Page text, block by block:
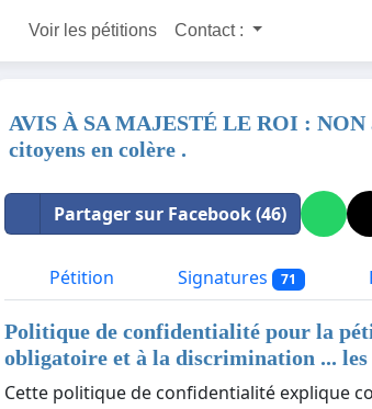
Voir les pétitions Contact :
AVIS À SA MAJESTÉ LE ROI :
citoyens en colère .
Partager sur Facebook (46)
Pétition Signatures 71
Politique de confidentialité pour la
obligatoire et à la discrimination ... les
Cette politique de confidentialité explique